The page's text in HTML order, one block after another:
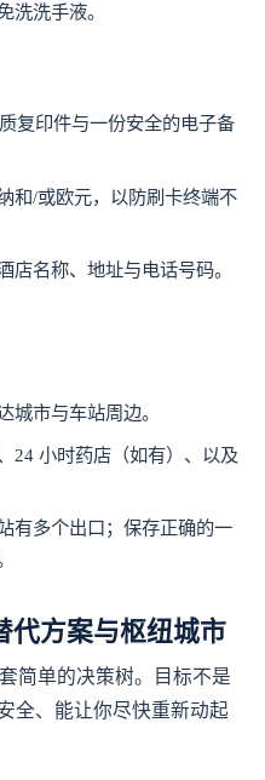
洗洗手液。
复印件与一份安全的电子备
和/或欧元，以防刷卡终端不
店名称、地址与电话号码。
城市与车站周边。
24 小时药店（如有）、以及
有多个出口；保存正确的一
代方案与枢纽城市
简单的决策树。目标不是
全、能让你尽快重新动起